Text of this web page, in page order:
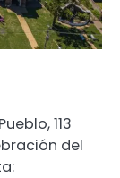
113
del